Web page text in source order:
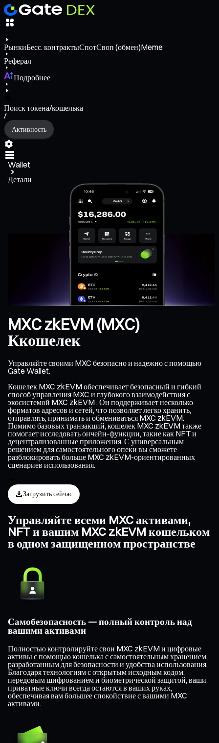
РынкиБесс. контрактыСпотСвоп (обмен)Meme
Реферал
Подробнее
Поиск токена/кошелька
/
Активность
Wallet
Детали
MXC zkEVM (MXC)
Ккошелек
Управляйте своими MXC безопасно и надежно с помощью
Gate Wallet.
Кошелек MXC zkEVM обеспечивает безопасный и гибкий
способ управления MXC и глубокого взаимодействия с
экосистемой MXC zkEVM . Он поддерживает несколько
форматов адресов и сетей, что позволяет легко хранить,
отправлять, принимать и обмениваться MXC zkEVM.
Помимо базовых транзакций, кошелек MXC zkEVM также
помогает исследовать ончейн-функции, такие как NFT и
децентрализованные приложения. С универсальным
решением для самостоятельного опеки вы сможете
разблокировать больше MXC zkEVM-ориентированных
сценариев использования.
Загрузить сейчас
Управляйте всеми MXC активами,
NFT и вашим MXC zkEVM кошельком
в одном защищенном пространстве
Самобезопасность — полный контроль над
вашими активами
Полностью контролируйте свои MXC zkEVM и цифровые
активы с помощью кошелька с самостоятельным хранением,
разработанным для безопасности и удобства использования.
Благодаря технологиям с открытым исходным кодом,
передовым шифрованием и биометрической защитой, ваши
приватные ключи всегда остаются в ваших руках,
обеспечивая вам большее спокойствие с вашими MXC
активами.